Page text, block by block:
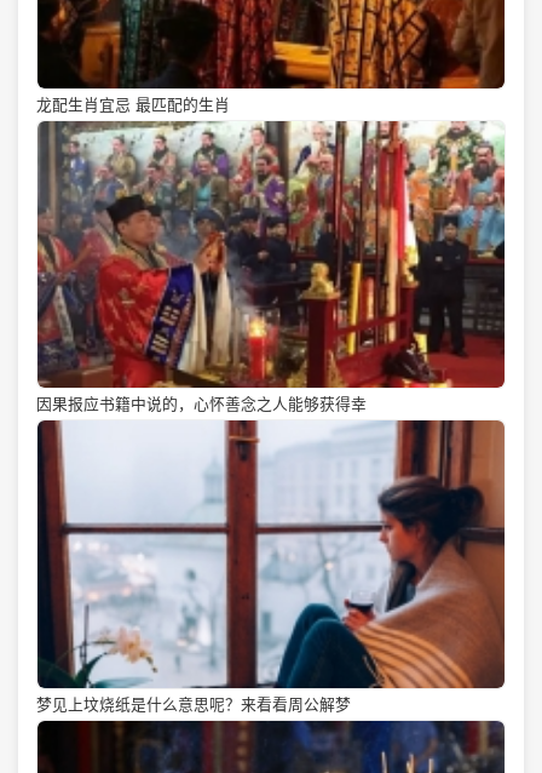
龙配生肖宜忌 最匹配的生肖
因果报应书籍中说的，心怀善念之人能够获得幸
梦见上坟烧纸是什么意思呢？来看看周公解梦